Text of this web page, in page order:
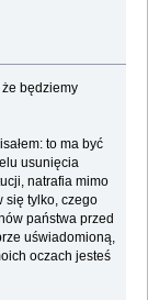
że będziemy
to ma być
usunięcia
natrafia mimo
się tylko, czego
państwa przed
uświadomioną,
oczach jesteś